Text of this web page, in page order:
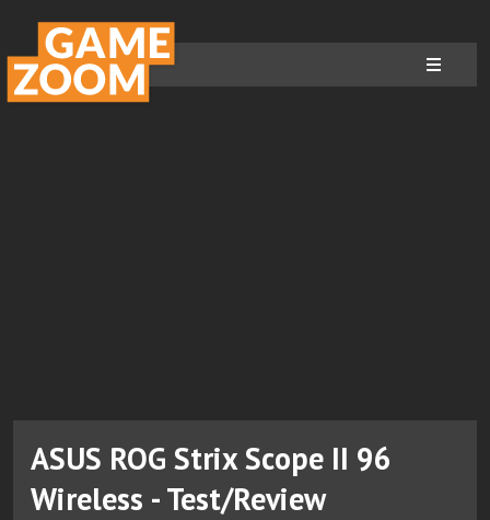
ASUS ROG Strix Scope II 96
Wireless - Test/Review